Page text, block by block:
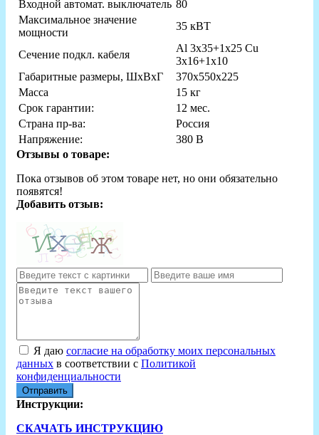
Входной автомат. выключатель 80
Максимальное значение
мощности
35 кВТ
Сечение подкл. кабеля
Al 3х35+1х25 Cu
3х16+1х10
Габаритные размеры, ШхВхГ
370х550х225
Масса
15 кг
Срок гарантии:
12 мес.
Страна пр-ва:
Россия
Напряжение:
380 В
Отзывы о товаре:
Пока отзывов об этом товаре нет, но они обязательно
появятся!
Добавить отзыв:
Я даю согласие на обработку моих персональных
данных в соответствии с Политикой
конфиденциальности
Отправить
Инструкции:
СКАЧАТЬ ИНСТРУКЦИЮ